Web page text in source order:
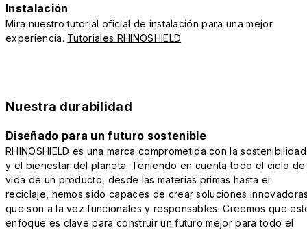
Instalación
Mira nuestro tutorial oficial de instalación para una mejor
experiencia. Tutoriales RHINOSHIELD
Nuestra durabilidad
Diseñado para un futuro sostenible
RHINOSHIELD es una marca comprometida con la sostenibilidad
y el bienestar del planeta. Teniendo en cuenta todo el ciclo de
vida de un producto, desde las materias primas hasta el
reciclaje, hemos sido capaces de crear soluciones
que son a la vez funcionales y responsables. Creemos que
enfoque es clave para construir un futuro mejor para todo el